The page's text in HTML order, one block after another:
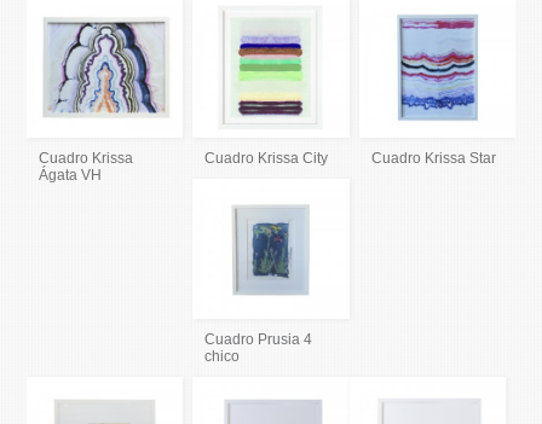
Cuadro Krissa
Ágata VH
Cuadro Krissa City Cuadro Krissa Star
Cuadro Prusia 4
chico